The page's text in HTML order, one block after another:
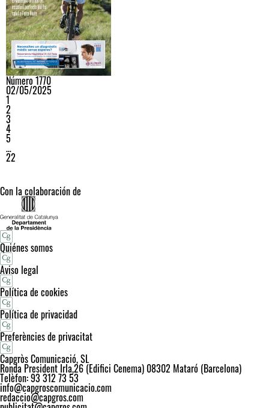
Número 1770
02/05/2025
1
2
3
4
5
…
22
Con la colaboración de
Quiénes somos
Aviso legal
Política de cookies
Política de privacidad
Preferències de privacitat
Capgròs Comunicació, SL
Ronda President Irla,26 (Edifici Cenema) 08302 Mataró (Barcelona)
Telèfon: 93 312 73 53
info@capgroscomunicacio.com
redaccio@capgros.com